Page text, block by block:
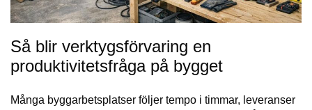
Så blir verktygsförvaring en
produktivitetsfråga på bygget
Många byggarbetsplatser följer tempo i timmar, leveranser